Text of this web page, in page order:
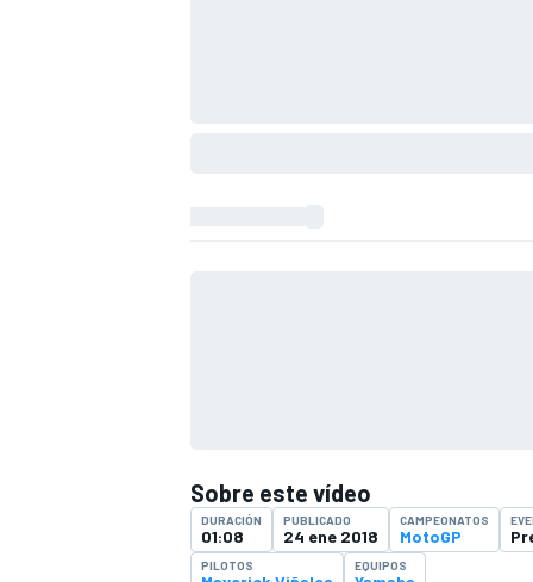
Sobre este vídeo
DURACIÓN
01:08
PUBLICADO
24 ene 2018
CAMPEONATOS
MotoGP
PILOTOS EQUIPOS